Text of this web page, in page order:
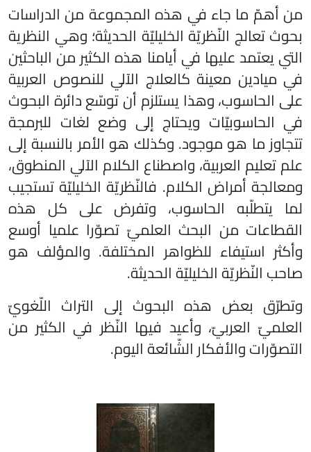
من أهمّ ما جاء في هذه المجموعة من الدراسات
بحوث تعالج النّظريّة الخليليّة الحديثة؛ وهي النظرية
التي يعتمد عليها في أيامنا هذه الكثير من الباحثين
في ميادين معينة كالعلاج الآلي للنصوص العربية
على الحاسوب، وهذا يستلزم أن توسّع دائرة البحوث
في الحاسوبيّات ويحتاج إلى وضع لغات للبرمجة
تتجاوز ما هو موجود. وكذلك هو الأمر بالنسبة إلى
علم تعليم العربية، واصطناع الكلام الآلي المنطوق،
ومعالجة أمراض الكلام. فالنّظريّة الخليليّة تستجيب
لما يتطلّبه الحاسوب، وتفرض على كل هذه
القطاعات من البحث العلميّ تصوّرا علميا أوسع
وأكثر استيفاء للظواهر المختلفة. والمؤلف هو
صاحب النّظريّة الخليليّة الحديثة.
وتطرّق بعض هذه البحوث إلى التراث اللّغويّ
العلميّ العربيّ، وأعيد فيها النّظر في الكثير من
التصوّرات والأفكار الشّائعة اليوم.